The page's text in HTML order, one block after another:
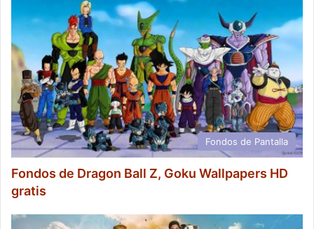
Fondos de Pantalla
Fondos de Dragon Ball Z, Goku Wallpapers HD
gratis